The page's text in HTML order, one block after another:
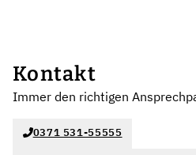
Kontakt
Immer den richtigen
0371 531-55555